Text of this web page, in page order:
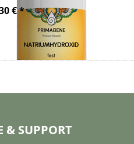
€ *
& SUPPORT